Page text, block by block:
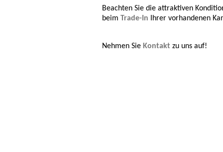
Beachten Sie die attraktiven
beim Trade-In Ihrer vorhandenen
Nehmen Sie Kontakt zu uns auf!